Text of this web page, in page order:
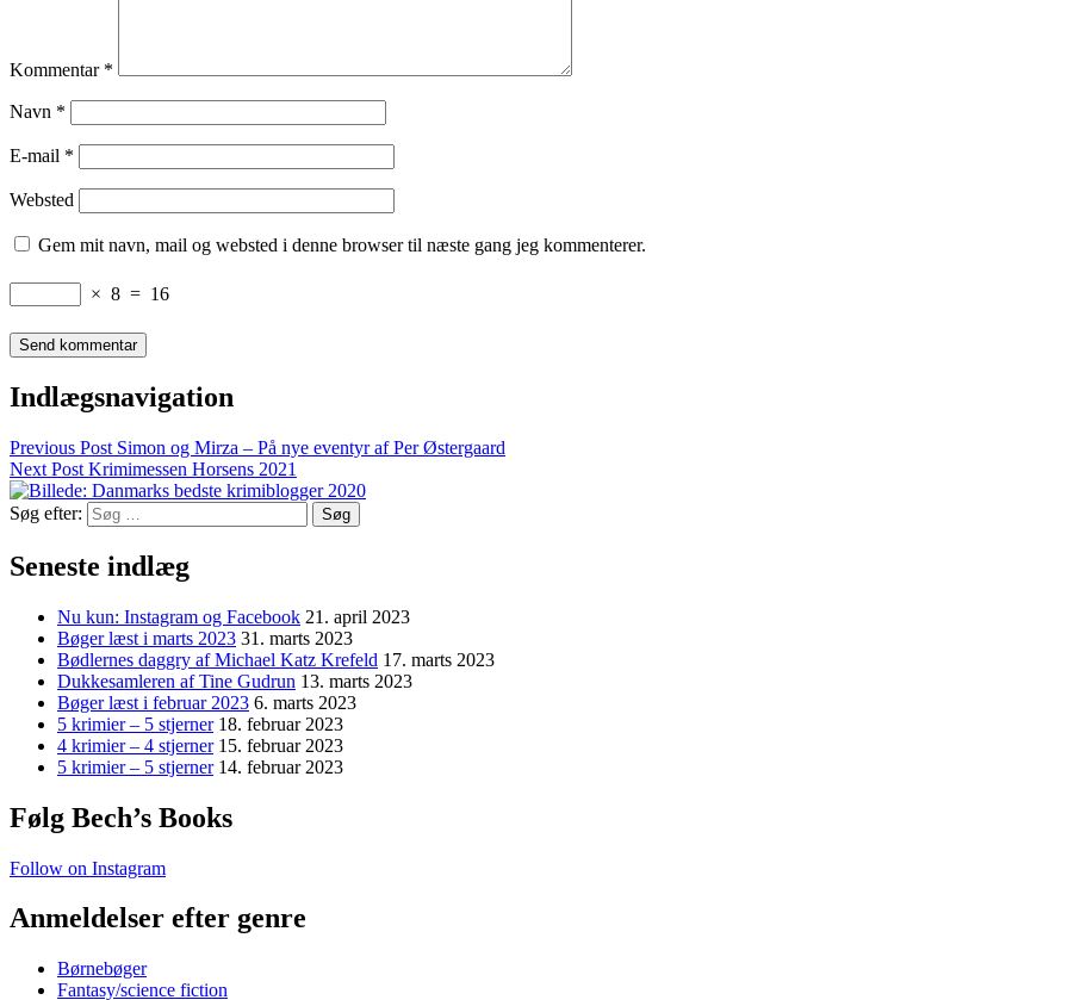
Kommentar *
Navn *
E-mail *
Websted
Gem mit navn, mail og websted i denne browser til næste gang jeg kommenterer.
× 8 = 16
Indlægsnavigation
Previous Post Simon og Mirza – På nye eventyr af Per Østergaard
Next Post Krimimessen Horsens 2021
Søg efter:
Seneste indlæg
Nu kun: Instagram og Facebook 21. april 2023
Bøger læst i marts 2023 31. marts 2023
Bødlernes daggry af Michael Katz Krefeld 17. marts 2023
Dukkesamleren af Tine Gudrun 13. marts 2023
Bøger læst i februar 2023 6. marts 2023
5 krimier – 5 stjerner 18. februar 2023
4 krimier – 4 stjerner 15. februar 2023
5 krimier – 5 stjerner 14. februar 2023
Følg Bech’s Books
Follow on Instagram
Anmeldelser efter genre
Børnebøger
Fantasy/science fiction